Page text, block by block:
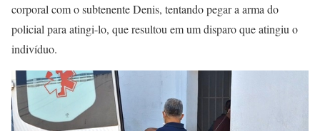
corporal com o subtenente Denis, tentando pegar a arma do
policial para atingi-lo, que resultou em um disparo que atingiu o
indivíduo.